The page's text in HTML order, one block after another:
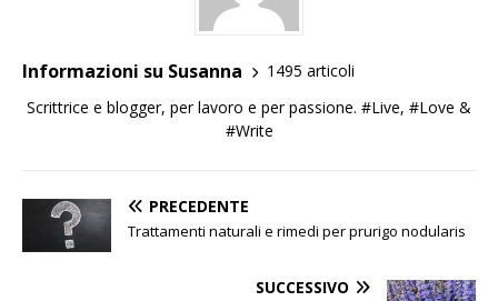
Informazioni su Susanna
1495 articoli
Scrittrice e blogger, per lavoro e per passione. #Live, #Love &
#Write
PRECEDENTE
Trattamenti naturali e rimedi per prurigo nodularis
SUCCESSIVO